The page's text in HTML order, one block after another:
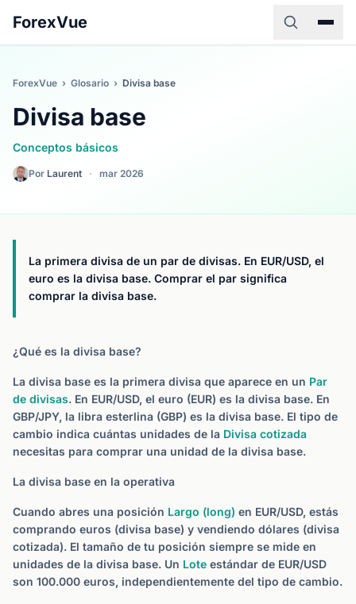
ForexVue
ForexVue › Glosario › Divisa base
Divisa base
Conceptos básicos
Por Laurent · mar 2026
La primera divisa de un par de divisas. En EUR/USD, el
euro es la divisa base. Comprar el par significa
comprar la divisa base.
¿Qué es la divisa base?
La divisa base es la primera divisa que aparece en un Par
de divisas. En EUR/USD, el euro (EUR) es la divisa base. En
GBP/JPY, la libra esterlina (GBP) es la divisa base. El tipo de
cambio indica cuántas unidades de la Divisa cotizada
necesitas para comprar una unidad de la divisa base.
La divisa base en la operativa
Cuando abres una posición Largo (long) en EUR/USD, estás
comprando euros (divisa base) y vendiendo dólares (divisa
cotizada). El tamaño de tu posición siempre se mide en
unidades de la divisa base. Un Lote estándar de EUR/USD
son 100.000 euros, independientemente del tipo de cambio.